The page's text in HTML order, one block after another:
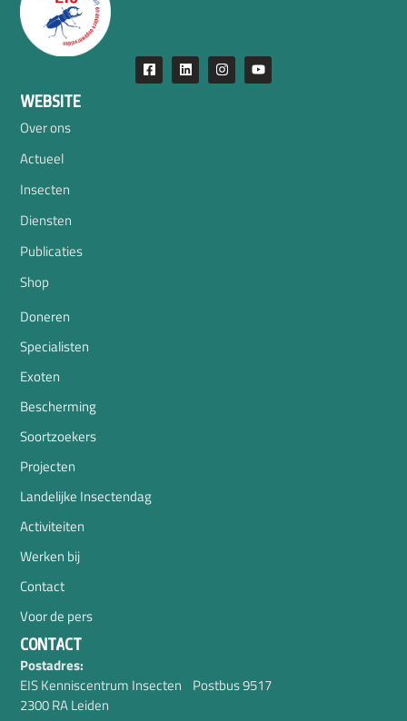
WEBSITE
Over ons
Actueel
Insecten
Diensten
Publicaties
Shop
Doneren
Specialisten
Exoten
Bescherming
Soortzoekers
Projecten
Landelijke Insectendag
Activiteiten
Werken bij
Contact
Voor de pers
CONTACT
Postadres:
EIS Kenniscentrum Insecten Postbus 9517
2300 RA Leiden